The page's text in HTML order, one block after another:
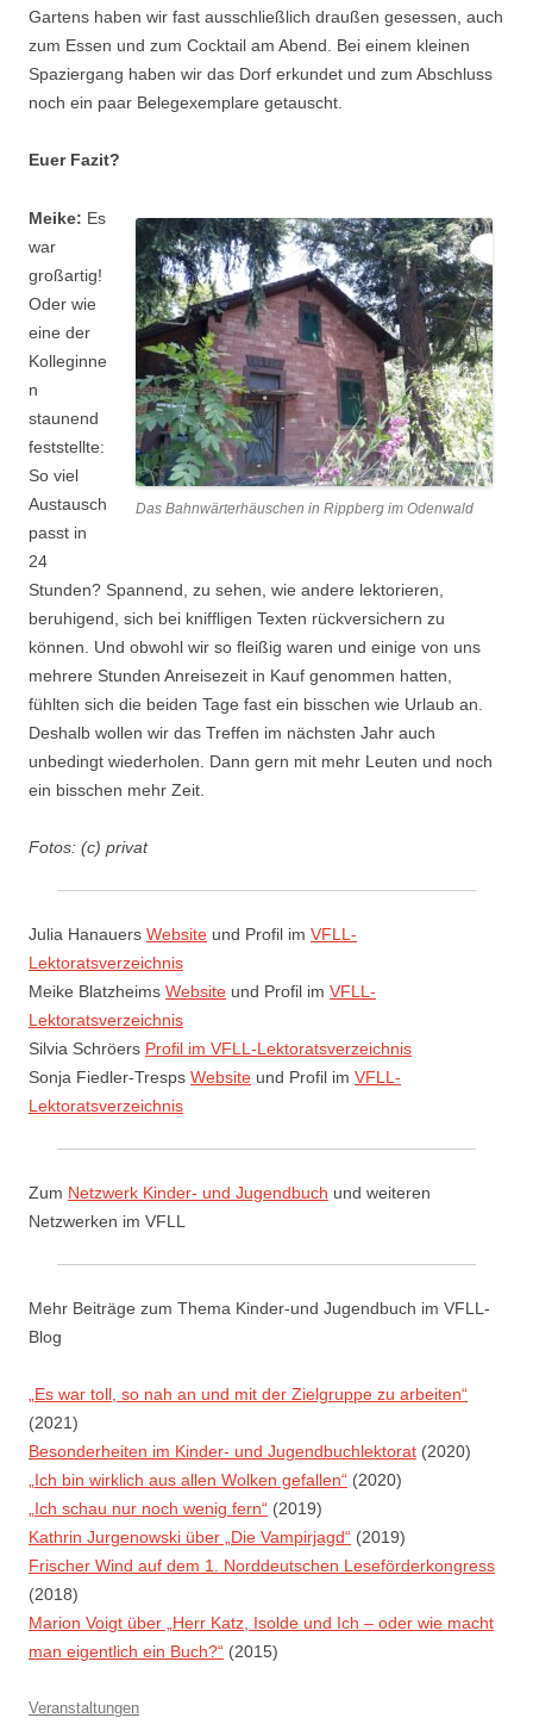
Gartens haben wir fast ausschließlich draußen gesessen, auch
zum Essen und zum Cocktail am Abend. Bei einem kleinen
Spaziergang haben wir das Dorf erkundet und zum Abschluss
noch ein paar Belegexemplare getauscht.
Euer Fazit?
Das Bahnwärterhäuschen in Rippberg im Odenwald
Meike: Es
war
großartig!
Oder wie
eine der
Kolleginne
n
staunend
feststellte:
So viel
Austausch
passt in
24
Stunden? Spannend, zu sehen, wie andere lektorieren,
beruhigend, sich bei kniffligen Texten rückversichern zu
können. Und obwohl wir so fleißig waren und einige von uns
mehrere Stunden Anreisezeit in Kauf genommen hatten,
fühlten sich die beiden Tage fast ein bisschen wie Urlaub an.
Deshalb wollen wir das Treffen im nächsten Jahr auch
unbedingt wiederholen. Dann gern mit mehr Leuten und noch
ein bisschen mehr Zeit.
Fotos: (c) privat
Julia Hanauers Website und Profil im VFLL-
Lektoratsverzeichnis
Meike Blatzheims Website und Profil im VFLL-
Lektoratsverzeichnis
Silvia Schröers Profil im VFLL-Lektoratsverzeichnis
Sonja Fiedler-Tresps Website und Profil im VFLL-
Lektoratsverzeichnis
Zum Netzwerk Kinder- und Jugendbuch und weiteren
Netzwerken im VFLL
Mehr Beiträge zum Thema Kinder-und Jugendbuch im VFLL-
Blog
„Es war toll, so nah an und mit der Zielgruppe zu arbeiten“
(2021)
Besonderheiten im Kinder- und Jugendbuchlektorat (2020)
„Ich bin wirklich aus allen Wolken gefallen“ (2020)
„Ich schau nur noch wenig fern“ (2019)
Kathrin Jurgenowski über „Die Vampirjagd“ (2019)
Frischer Wind auf dem 1. Norddeutschen Leseförderkongress
(2018)
Marion Voigt über „Herr Katz, Isolde und Ich – oder wie macht
man eigentlich ein Buch?“ (2015)
Veranstaltungen